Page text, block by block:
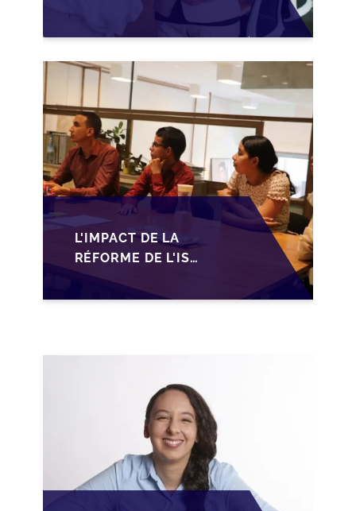
MID-MARKET AU
MAROC EN 2026 :
DÉFIS POUR LES PME
L'IMPACT DE LA
RÉFORME DE L'IS
MAROCAIN SUR LA
TRANSMISSION DES